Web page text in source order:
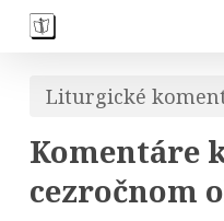
Skip
contentLiturgické
Komentáre
cezročnom